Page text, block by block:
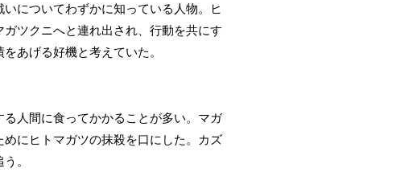
についてわずかに知っている人物。ヒ
ツクニへと連れ出され、行動を共にす
あげる好機と考えていた。
人間に食ってかかることが多い。マガ
にヒトマガツの抹殺を口にした。カズ
。